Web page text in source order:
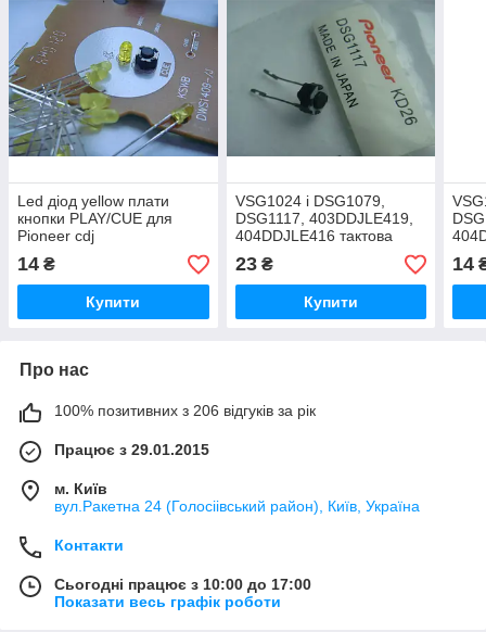
Led діод yellow плати
кнопки PLAY/CUE для
Pioneer cdj
14 ₴
Купити
VSG1024 і DSG1079,
DSG1117, 403DDJLE419,
404DDJLE416 тактова
кнопка для Pioneer cdj,
djm
23₴
Купити
14
Про нас
100% позитивних з 206 відгуків за рік
Працює з 29.01.2015
м. Київ
вул.Ракетна 24 (Голосіівський район), Київ, Україна
Контакти
Сьогодні працює з 10:00 до 17:00
Показати весь графік роботи